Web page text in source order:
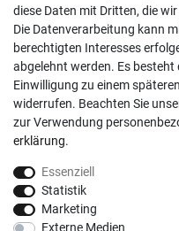
Kundenkonto
Registrieren
Login
Hilfe
Informationen
Impressum
Datenschutzerklärung
diese Daten mit Dritten, die
Die Datenverarbeitung kann
berechtigten Interesses
abgelehnt werden. Es
Einwilligung zu einem
widerrufen. Beachten Sie
zur Verwendung
erklärung.
Essenziell
Statistik
Marketing
Externe Medien